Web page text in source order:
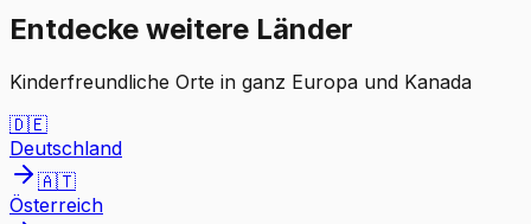
Entdecke weitere Länder
Kinderfreundliche Orte in ganz Europa und Kanada
🇩🇪
Deutschland
🇦🇹
Österreich